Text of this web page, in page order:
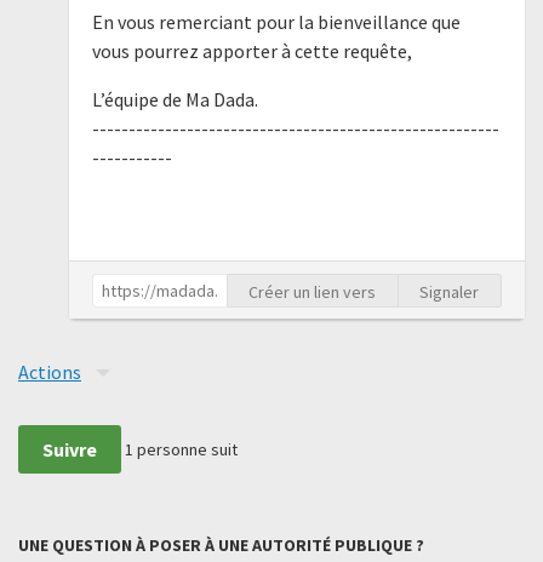
En vous remerciant pour la bienveillance que
vous pourrez apporter à cette requête,
L’équipe de Ma Dada.
--------------------------------------------------------
-----------
Créer un lien vers Signaler
Actions
Suivre 1 personne suit
UNE QUESTION À POSER À UNE AUTORITÉ PUBLIQUE ?